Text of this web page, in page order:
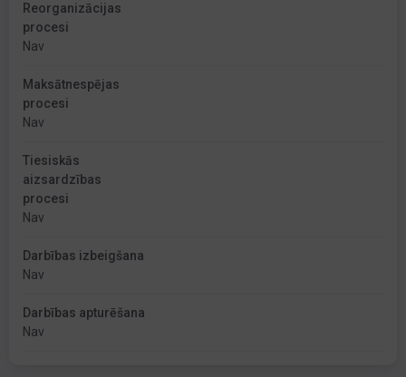
Reorganizācijas
procesi
Nav
Maksātnespējas
procesi
Nav
Tiesiskās
aizsardzības
procesi
Nav
Darbības izbeigšana
Nav
Darbības apturēšana
Nav